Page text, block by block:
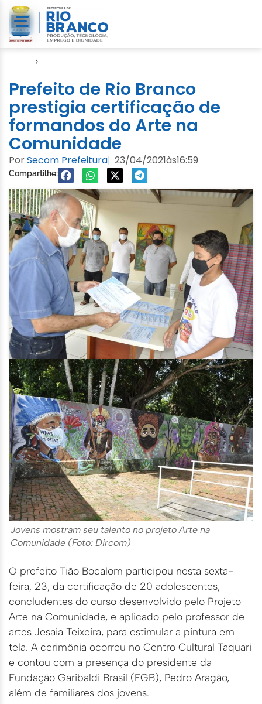
›
Prefeito de Rio Branco
prestigia certificação de
formandos do Arte na
Comunidade
PorSecom Prefeitura| 23/04/2021às16:59
Compartilhe:
Jovens mostram seu talento no projeto Arte na
Comunidade (Foto: Dircom)
O prefeito Tião Bocalom participou nesta sexta-
feira, 23, da certificação de 20 adolescentes,
concludentes do curso desenvolvido pelo Projeto
Arte na Comunidade, e aplicado pelo professor de
artes Jesaia Teixeira, para estimular a pintura em
tela. A cerimônia ocorreu no Centro Cultural Taquari
e contou com a presença do presidente da
Fundação Garibaldi Brasil (FGB), Pedro Aragão,
além de familiares dos jovens.